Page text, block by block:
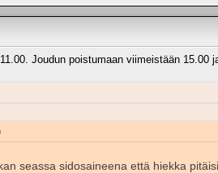
Joudun poistumaan viimeistään
seassa sidosaineena että hiekka